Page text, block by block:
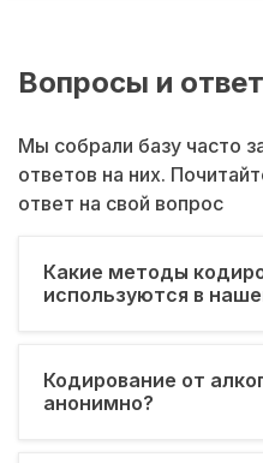
Вопросы и
Мы собрали базу часто
ответов на них.
ответ на свой вопрос
Какие методы
используются в
Кодирование от
анонимно?